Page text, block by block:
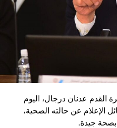
القدم عدنان درجال، اليوم
الإعلام عن حالته الصحية،
بصحة جيدة.